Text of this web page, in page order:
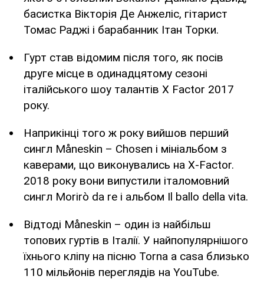
басистка Вікторія Де Анжеліс, гітарист
Томас Раджі і барабанник Ітан Торки.
Гурт став відомим після того, як посів
друге місце в одинадцятому сезоні
італійського шоу талантів X Factor 2017
року.
Наприкінці того ж року вийшов перший
сингл Måneskin – Chosen і мініальбом з
каверами, що виконувались на X-Factor.
2018 року вони випустили італомовний
сингл Morirò da re і альбом Il ballo della vita.
Відтоді Måneskin – один із найбільш
топових гуртів в Італії. У найпопулярнішого
їхнього кліпу на пісню Torna a casa близько
110 мільйонів переглядів на YouTube.